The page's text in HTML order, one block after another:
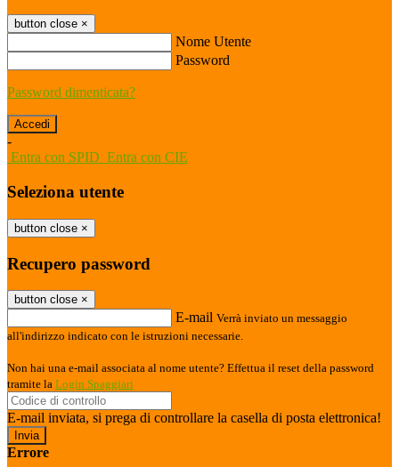
button close ×
Nome Utente
Password
Password dimenticata?
-
Entra con SPID Entra con CIE
Seleziona utente
button close ×
Recupero password
button close ×
E-mail Verrà inviato un messaggio
all'indirizzo indicato con le istruzioni necessarie.
Non hai una e-mail associata al nome utente? Effettua il reset della password
tramite la Login Spaggiari
E-mail inviata, si prega di controllare la casella di posta elettronica!
Errore